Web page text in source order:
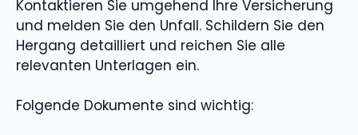
Kontaktieren Sie umgehend Ihre Versicherung
und melden Sie den Unfall. Schildern Sie den
Hergang detailliert und reichen Sie alle
relevanten Unterlagen ein.
Folgende Dokumente sind wichtig: